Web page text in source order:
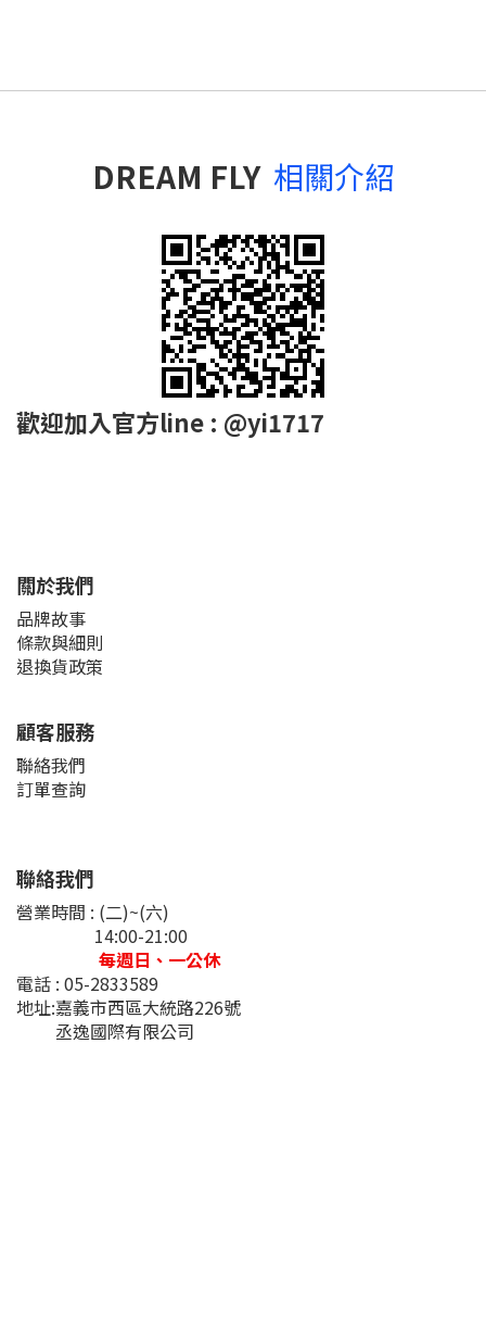
DREAM FLY 相關介紹
歡迎加入官方line : @yi1717
關於我們
品牌故事
條款與細則
退換貨政策
顧客服務
聯絡我們
訂單查詢
聯絡我們
營業時間 : (二)~(六)
14:00-21:00
每週日、一公休
電話 : 05-2833589
地址:嘉義市西區大統路226號
丞逸國際有限公司